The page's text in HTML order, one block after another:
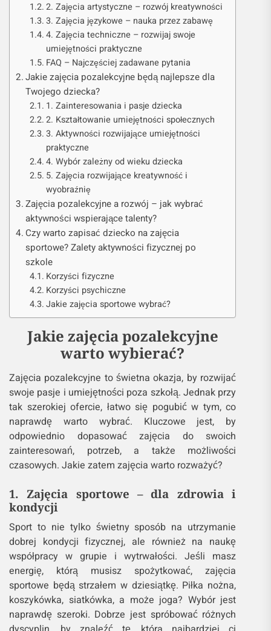
2. Zajęcia artystyczne – rozwój kreatywności
3. Zajęcia językowe – nauka przez zabawę
4. Zajęcia techniczne – rozwijaj swoje
umiejętności praktyczne
FAQ – Najczęściej zadawane pytania
Jakie zajęcia pozalekcyjne będą najlepsze dla
Twojego dziecka?
1. Zainteresowania i pasje dziecka
2. Kształtowanie umiejętności społecznych
3. Aktywności rozwijające umiejętności
praktyczne
4. Wybór zależny od wieku dziecka
5. Zajęcia rozwijające kreatywność i
wyobraźnię
Zajęcia pozalekcyjne a rozwój – jak wybrać
aktywności wspierające talenty?
Czy warto zapisać dziecko na zajęcia
sportowe? Zalety aktywności fizycznej po
szkole
Korzyści fizyczne
Korzyści psychiczne
Jakie zajęcia sportowe wybrać?
Jakie zajęcia pozalekcyjne
warto wybierać?
Zajęcia pozalekcyjne to świetna okazja, by rozwijać
swoje pasje i umiejętności poza szkołą. Jednak przy
tak szerokiej ofercie, łatwo się pogubić w tym, co
naprawdę warto wybrać. Kluczowe jest, by
odpowiednio dopasować zajęcia do swoich
zainteresowań, potrzeb, a także możliwości
czasowych. Jakie zatem zajęcia warto rozważyć?
1. Zajęcia sportowe – dla zdrowia i
kondycji
Sport to nie tylko świetny sposób na utrzymanie
dobrej kondycji fizycznej, ale również na naukę
współpracy w grupie i wytrwałości. Jeśli masz
energię, którą musisz spożytkować, zajęcia
sportowe będą strzałem w dziesiątkę. Piłka nożna,
koszykówka, siatkówka, a może joga? Wybór jest
naprawdę szeroki. Dobrze jest spróbować różnych